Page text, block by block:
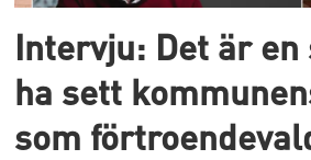
Intervju: Det är
ha sett
som